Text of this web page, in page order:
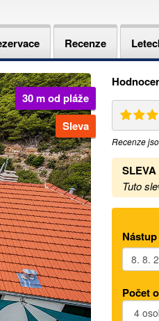
Recenze
30 m od pláže
Sleva
Recenze
Tuto
Počet